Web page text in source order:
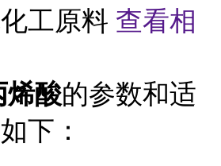
工原料 查看相
烯酸的参数和适
下：